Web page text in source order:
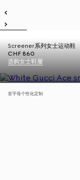
Screener系列女士运动鞋
CHF 860
选购女士鞋履
首字母个性化定制